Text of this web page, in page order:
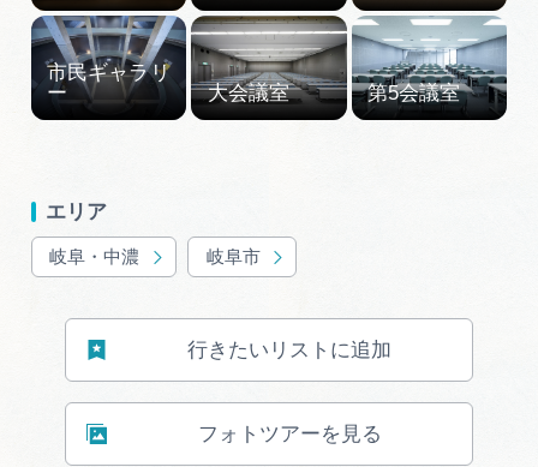
岐阜県まるごと観光エリアガイド
岐阜県観光データベース
フォトライブラリー
動画ライブラリー
お問い合わせ
エリア
岐阜・中濃 岐阜市
行きたいリストに追加
フォトツアーを見る